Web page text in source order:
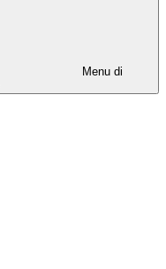
Menu di